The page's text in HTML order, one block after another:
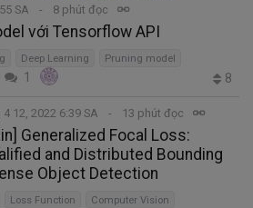
SA 8 phút đọc
với Tensorflow API
Deep Learning Pruning model
1 8
12, 2022 6:39 SA 13 phút đọc
Generalized Focal Loss:
and Distributed Bounding
Object Detection
Loss Function
Computer Vision